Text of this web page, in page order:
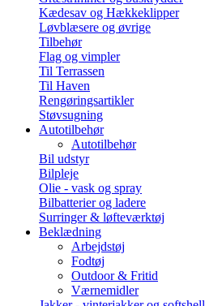
Kædesav og Hækkeklipper
Løvblæsere og øvrige
Tilbehør
Flag og vimpler
Til Terrassen
Til Haven
Rengøringsartikler
Støvsugning
Autotilbehør
Autotilbehør
Bil udstyr
Bilpleje
Olie - vask og spray
Bilbatterier og ladere
Surringer & løfteværktøj
Beklædning
Arbejdstøj
Fodtøj
Outdoor & Fritid
Værnemidler